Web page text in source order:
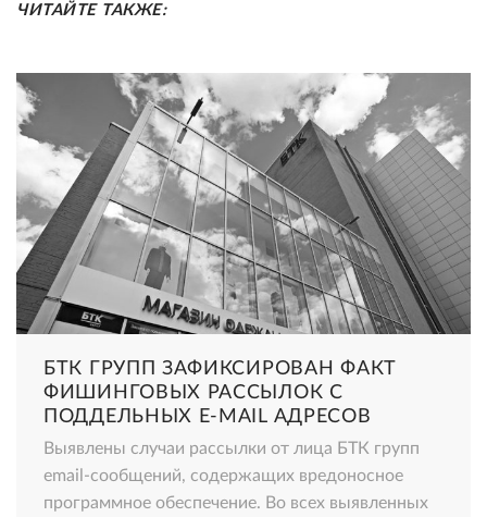
ЧИТАЙТЕ ТАКЖЕ:
БТК ГРУПП ЗАФИКСИРОВАН ФАКТ
ФИШИНГОВЫХ РАССЫЛОК С
ПОДДЕЛЬНЫХ E-MAIL АДРЕСОВ
Выявлены случаи рассылки от лица БТК групп
email-сообщений, содержащих вредоносное
программное обеспечение. Во всех выявленных